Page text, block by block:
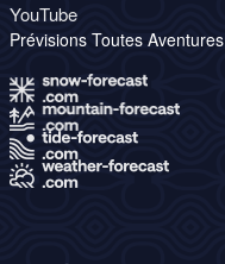
YouTube
Prévisions Toutes Aventures